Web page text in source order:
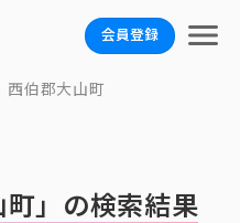
会員登録
西伯郡大山町
町」の検索結果